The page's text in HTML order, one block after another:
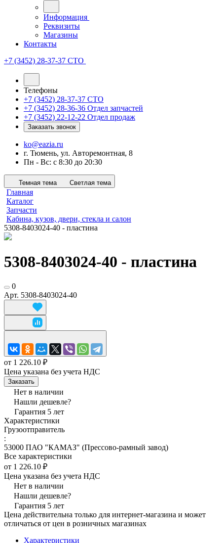
Информация
Реквизиты
Магазины
Контакты
+7 (3452) 28-37-37 СТО
Телефоны
+7 (3452) 28-37-37 СТО
+7 (3452) 28-36-36 Отдел запчастей
+7 (3452) 22-12-22 Отдел продаж
Заказать звонок
ko@eazia.ru
г. Тюмень, ул. Авторемонтная, 8
Пн - Вс: с 8:30 до 20:30
Темная тема Светлая тема
Главная
Каталог
Запчасти
Кабина, кузов, двери, стекла и салон
5308-8403024-40 - пластина
5308-8403024-40 - пластина
0
Арт. 5308-8403024-40
от 1 226.10 ₽
Цена указана без учета НДС
Заказать
Нет в наличии
Нашли дешевле?
Гарантия 5 лет
Характеристики
Грузоотправитель
:
53000 ПАО "КАМАЗ" (Прессово-рамный завод)
Все характеристики
от 1 226.10 ₽
Цена указана без учета НДС
Нет в наличии
Нашли дешевле?
Гарантия 5 лет
Цена действительна только для интернет-магазина и может
отличаться от цен в розничных магазинах
Характеристики